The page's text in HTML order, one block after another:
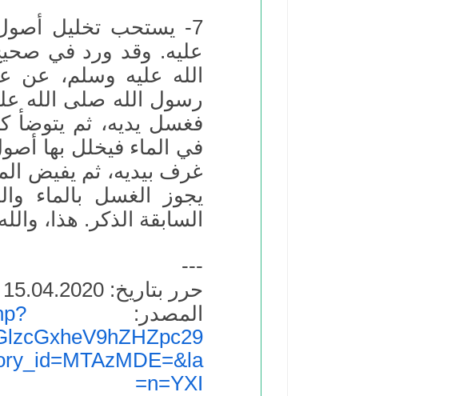
7- يستحب تخليل
عليه. وقد ورد في
الله عليه وسلم، عن
رسول الله صلى الله
فغسل يديه، ثم يتوضأ
في الماء فيخلل بها
غرف بيديه، ثم يفيض
يجوز الغسل بالماء
السابقة الذكر. هذا،
---
حرر بتاريخ: 15.04.2020
المصدر:
n=YXI=